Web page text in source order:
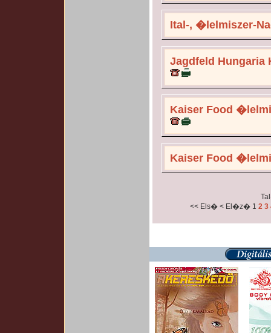
Ital-, �lelmiszer-
Jagdfeld Hungaria
Kaiser Food
Kaiser Food
<< Els� < El�z� 1 2 3